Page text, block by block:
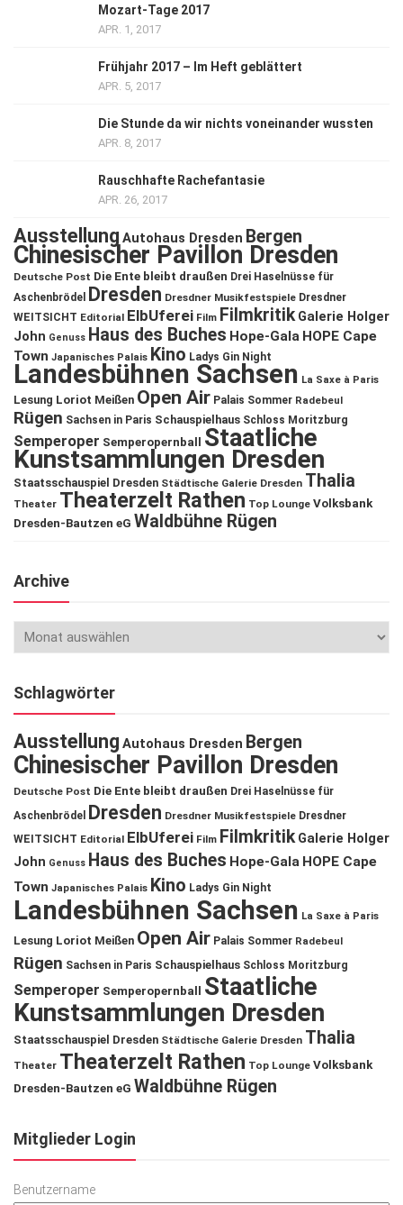
Mozart-Tage 2017
APR. 1, 2017
Frühjahr 2017 – Im Heft geblättert
APR. 5, 2017
Die Stunde da wir nichts voneinander wussten
APR. 8, 2017
Rauschhafte Rachefantasie
APR. 26, 2017
Ausstellung Autohaus Dresden Bergen
Chinesischer Pavillon Dresden
Deutsche Post Die Ente bleibt draußen Drei Haselnüsse für
Aschenbrödel
Dresden Dresdner Musikfestspiele Dresdner
WEITSICHT Editorial ElbUferei Film Filmkritik Galerie Holger
John Genuss Haus des Buches Hope-Gala HOPE Cape
Town Japanisches Palais Kino Ladys Gin Night
Landesbühnen Sachsen La Saxe à Paris
Lesung Loriot Meißen Open Air Palais Sommer Radebeul
Rügen Sachsen in Paris Schauspielhaus Schloss Moritzburg
Semperoper Semperopernball Staatliche
Kunstsammlungen Dresden
Staatsschauspiel Dresden Städtische Galerie Dresden Thalia
Theater Theaterzelt Rathen Top Lounge Volksbank
Dresden-Bautzen eG Waldbühne Rügen
Archive
Schlagwörter
Ausstellung Autohaus Dresden Bergen
Chinesischer Pavillon Dresden
Deutsche Post Die Ente bleibt draußen Drei Haselnüsse für
Aschenbrödel
Dresden Dresdner Musikfestspiele Dresdner
WEITSICHT Editorial ElbUferei Film Filmkritik Galerie Holger
John Genuss Haus des Buches Hope-Gala HOPE Cape
Town Japanisches Palais Kino Ladys Gin Night
Landesbühnen Sachsen La Saxe à Paris
Lesung Loriot Meißen Open Air Palais Sommer Radebeul
Rügen Sachsen in Paris Schauspielhaus Schloss Moritzburg
Semperoper Semperopernball
Staatliche
Kunstsammlungen Dresden
Staatsschauspiel Dresden Städtische Galerie Dresden Thalia
Theater Theaterzelt Rathen Top Lounge Volksbank
Dresden-Bautzen eG Waldbühne Rügen
Mitglieder Login
Benutzername